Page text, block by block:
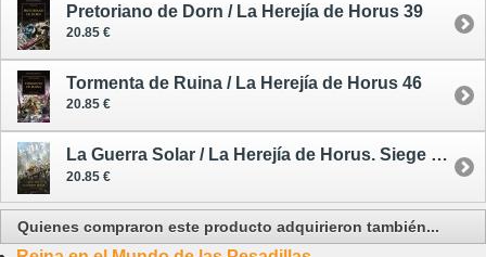
Pretoriano de Dorn / La Herejía de Horus 39
20.85 €
Tormenta de Ruina / La Herejía de Horus 46
20.85 €
La Guerra Solar / La Herejía de Horus. Siege of Terra 1
20.85 €
Quienes compraron este producto adquirieron también...